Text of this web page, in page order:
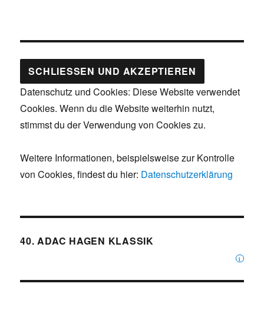
Datenschutz und Cookies: Diese Website verwendet
Cookies. Wenn du die Website weiterhin nutzt,
stimmst du der Verwendung von Cookies zu.
Weitere Informationen, beispielsweise zur Kontrolle
von Cookies, findest du hier: Datenschutzerklärung
40. ADAC HAGEN KLASSIK
i